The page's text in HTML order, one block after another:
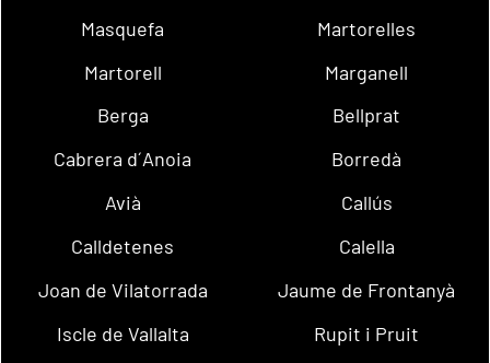
Masquefa
Martorelles
Martorell
Marganell
Berga
Bellprat
Cabrera d´Anoia
Borredà
Avià
Callús
Calldetenes
Calella
Joan de Vilatorrada
Jaume de Frontanyà
Iscle de Vallalta
Rupit i Pruit